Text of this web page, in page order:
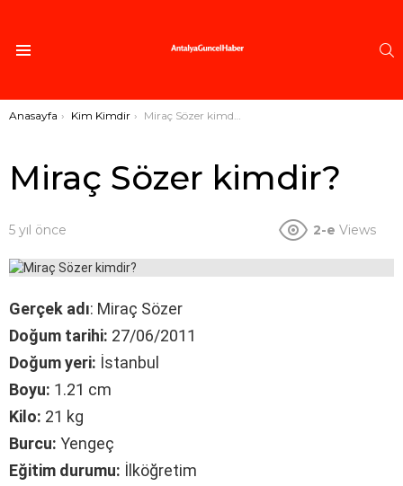
Buradasınız:
Anasayfa Kim Kimdir Miraç Sözer kimdir?
Miraç Sözer kimdir?
5 yıl önce 2-e Views
Gerçek adı: Miraç Sözer
Doğum tarihi: 27/06/2011
Doğum yeri: İstanbul
Boyu: 1.21 cm
Kilo: 21 kg
Burcu: Yengeç
Eğitim durumu: İlköğretim